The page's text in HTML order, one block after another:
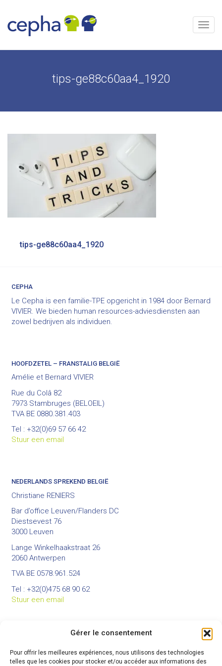
Gérer le consentement
Pour offrir les meilleures expériences, nous utilisons des technologies
telles que les cookies pour stocker et/ou accéder aux informations des
content
Menu
tips-ge88c60aa4_1920
Bericht
navigatie
tips-ge88c60aa4_1920
CEPHA
Le Cepha is een familie-TPE opgericht in 1984 door Bernard
VIVIER. We bieden human resources-adviesdiensten aan
zowel bedrijven als individuen.
HOOFDZETEL – FRANSTALIG BELGIË
Amélie et Bernard VIVIER
Rue du Colâ 82
7973 Stambruges (BELOEIL)
TVA BE 0880.381.403
Tel : +32(0)69 57 66 42
Stuur een email
NEDERLANDS SPREKEND BELGIË
Christiane RENIERS
Bar d’office Leuven/Flanders DC
Diestsevest 76
3000 Leuven
Lange Winkelhaakstraat 26
2060 Antwerpen
TVA BE 0578.961.524
Tel : +32(0)475 68 90 62
Stuur een email
Bureau principal :